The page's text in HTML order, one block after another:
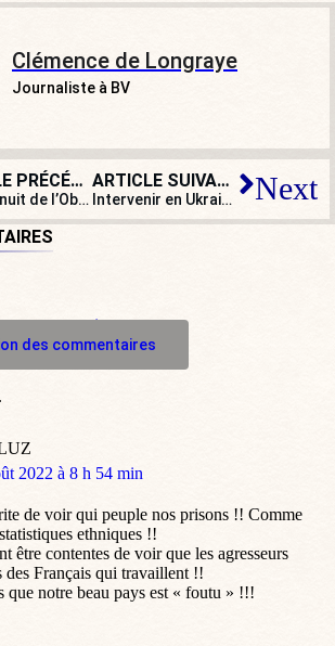
Clémence de Longraye
Journaliste à BV
ARTICLE PRÉCÉDENT
1959, la nuit de l’Observatoire : 8 – « Une odeur de tristesse et de coup foiré »
ARTICLE SUIVANT
Intervenir en Ukraine ? Quelle mouche a piqué le général Yakovleff ? Next
commentaire
des commentaires
2022 à 8 h 54 min
de voir qui peuple nos prisons !! Comme
ethniques !!
être contentes de voir que les agresseurs
des Français qui travaillent !!
que notre beau pays est « foutu » !!!